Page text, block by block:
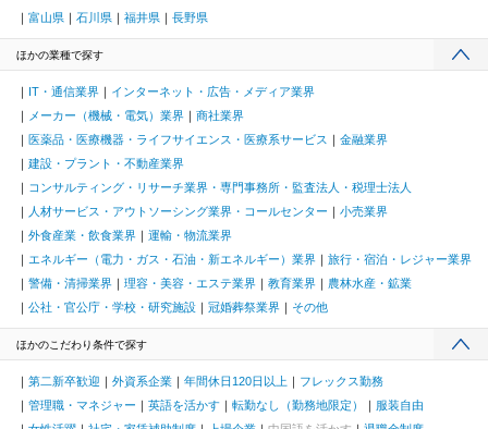
富山県 石川県 福井県 長野県
ほかの業種で探す
IT・通信業界
インターネット・広告・メディア業界
メーカー（機械・電気）業界
商社業界
医薬品・医療機器・ライフサイエンス・医療系サービス
金融業界
建設・プラント・不動産業界
コンサルティング・リサーチ業界・専門事務所・監査法人・税理士法人
人材サービス・アウトソーシング業界・コールセンター
小売業界
外食産業・飲食業界
運輸・物流業界
エネルギー（電力・ガス・石油・新エネルギー）業界
旅行・宿泊・レジャー業界
警備・清掃業界
理容・美容・エステ業界 教育業界
農林水産・鉱業
公社・官公庁・学校・研究施設
冠婚葬祭業界 その他
ほかのこだわり条件で探す
第二新卒歓迎 外資系企業 年間休日120日以上
フレックス勤務
管理職・マネジャー
英語を活かす 転勤なし（勤務地限定）
服装自由